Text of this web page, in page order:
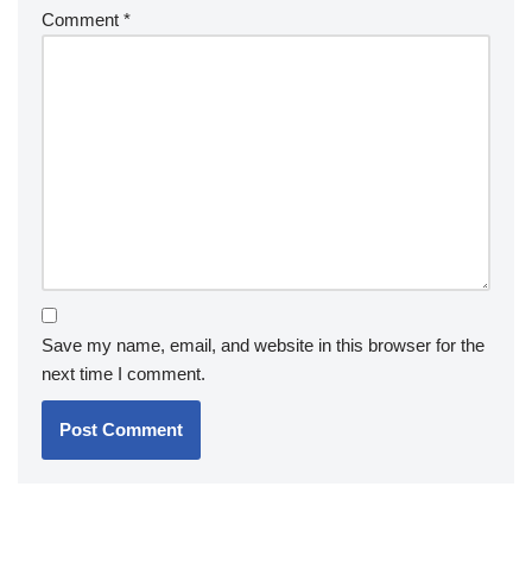
Comment *
Save my name, email, and website in this browser for the
next time I comment.